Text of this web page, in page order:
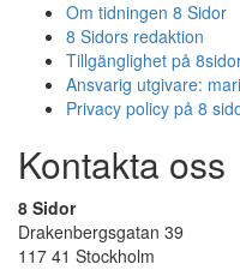
Om tidningen 8 Sidor
8 Sidors redaktion
Tillgänglighet på
Ansvarig utgivare:
Privacy policy på 8
Kontakta oss
8 Sidor
Drakenbergsgatan 39
117 41 Stockholm